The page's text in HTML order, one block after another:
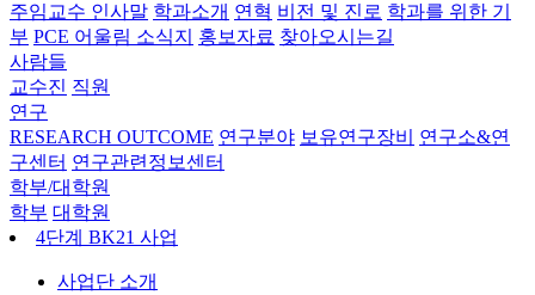
주임교수 인사말 학과소개 연혁 비전 및 진로 학과를 위한 기
부 PCE 어울림 소식지 홍보자료 찾아오시는길
사람들
교수진 직원
연구
RESEARCH OUTCOME 연구분야 보유연구장비
연구소&연
구센터 연구관련정보센터
학부/대학원
학부 대학원
4단계 BK21 사업
사업단 소개